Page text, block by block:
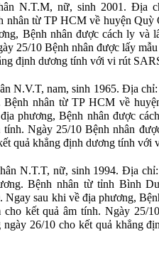
N.T.M, nữ, sinh 2001. Địa
nhân từ TP HCM về huyện Quỳ
Bệnh nhân được cách ly và
25/10 Bệnh nhân được lấy
định dương tính với vi rút
N.V.T, nam, sinh 1965. Địa
Bệnh nhân từ TP HCM về
phương, Bệnh nhân được
tính. Ngày 25/10 Bệnh nhân
quả khẳng định dương tính với
N.T.T, nữ, sinh 1994. Địa
Bệnh nhân từ tỉnh Bình
Ngay sau khi về địa phương,
cho kết quả âm tính. Ngày 25/
ngày 26/10 cho kết quả khẳng